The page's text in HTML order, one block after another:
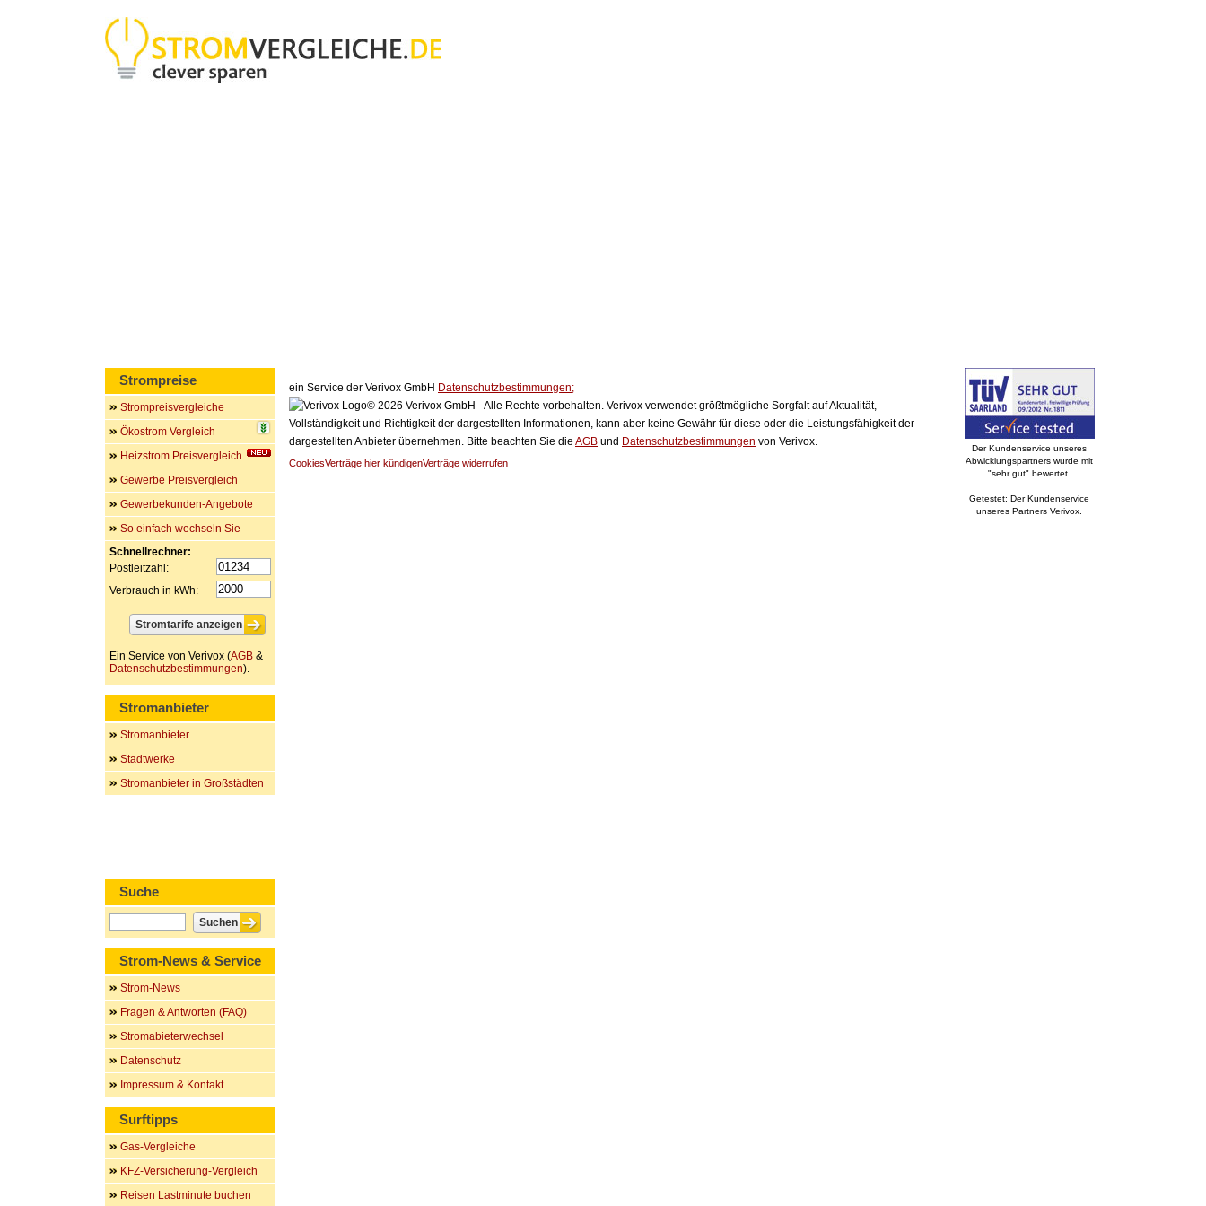
ein Service der Verivox GmbH Datenschutzbestimmungen;
© 2026 Verivox GmbH - Alle Rechte vorbehalten. Verivox verwendet größtmögliche Sorgfalt auf Aktualität,
Vollständigkeit und Richtigkeit der dargestellten Informationen, kann aber keine Gewähr für diese oder die Leistungsfähigkeit der
dargestellten Anbieter übernehmen. Bitte beachten Sie die AGB und Datenschutzbestimmungen von Verivox.
CookiesVerträge hier kündigenVerträge widerrufen
Strompreise
Strompreisvergleiche
Ökostrom Vergleich
Heizstrom Preisvergleich
Gewerbe Preisvergleich
Gewerbekunden-Angebote
So einfach wechseln Sie
Schnellrechner:
Postleitzahl:
Verbrauch in kWh:
Ein Service von Verivox (AGB &
Datenschutzbestimmungen).
Stromanbieter
Stromanbieter
Stadtwerke
Stromanbieter in Großstädten
Suche
Strom-News & Service
Strom-News
Fragen & Antworten (FAQ)
Stromabieterwechsel
Datenschutz
Impressum & Kontakt
Surftipps
Gas-Vergleiche
KFZ-Versicherung-Vergleich
Reisen Lastminute buchen
Der Kundenservice unseres
Abwicklungspartners wurde mit
"sehr gut" bewertet.
Getestet: Der Kundenservice
unseres Partners Verivox.